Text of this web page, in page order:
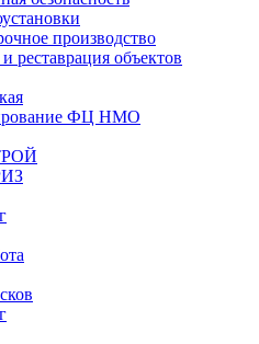
производство
реставрация объектов
ФЦ НМО